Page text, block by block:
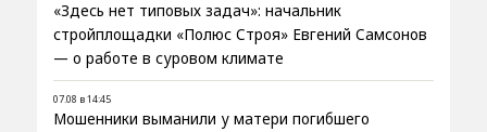
«Здесь нет типовых задач»: начальник
стройплощадки «Полюс Строя» Евгений Самсонов
— о работе в суровом климате
07.08 в 14:45
Мошенники выманили у матери погибшего